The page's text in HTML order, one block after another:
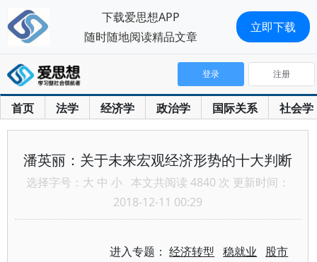
首页 法学 经济学 政治学 国际关系 社会学
登录 注册
潘英丽：关于未来宏观经济形势的十大判断
选择字号： 大 中 小 本文共阅读 4840 次 更新时间：
2018-12-11 00:29
进入专题：经济转型 稳就业 股市
下载爱思想APP
随时随地阅读精品文章
立即下载